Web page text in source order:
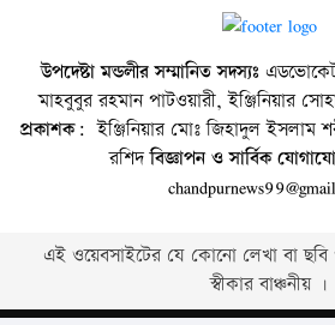
উপদেষ্টা মন্ডলীর সম্মানিত সদস্যঃ
মাহবুবুর রহমান পাটওয়ারী, ইঞ্জিনিয়ার
প্রকাশক: ইঞ্জিনিয়ার মোঃ জিহাদুল ইসলাম
রশিদবিজ্ঞাপন ও সার্বিক
এই ওয়েবসাইটের যে কোনো লেখা বা ছবি
স্বীকার বাঞ্চনীয় ।